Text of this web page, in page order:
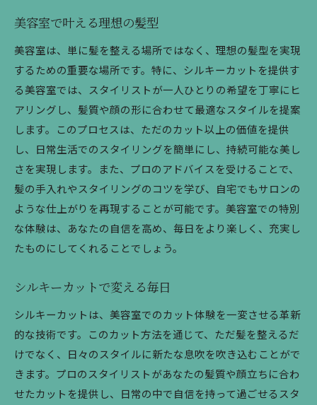
美容室で叶える理想の髪型
美容室は、単に髪を整える場所ではなく、理想の髪型を実現
するための重要な場所です。特に、シルキーカットを提供す
る美容室では、スタイリストが一人ひとりの希望を丁寧にヒ
アリングし、髪質や顔の形に合わせて最適なスタイルを提案
します。このプロセスは、ただのカット以上の価値を提供
し、日常生活でのスタイリングを簡単にし、持続可能な美し
さを実現します。また、プロのアドバイスを受けることで、
髪の手入れやスタイリングのコツを学び、自宅でもサロンの
ような仕上がりを再現することが可能です。美容室での特別
な体験は、あなたの自信を高め、毎日をより楽しく、充実し
たものにしてくれることでしょう。
シルキーカットで変える毎日
シルキーカットは、美容室でのカット体験を一変させる革新
的な技術です。このカット方法を通じて、ただ髪を整えるだ
けでなく、日々のスタイルに新たな息吹を吹き込むことがで
きます。プロのスタイリストがあなたの髪質や顔立ちに合わ
せたカットを提供し、日常の中で自信を持って過ごせるスタ